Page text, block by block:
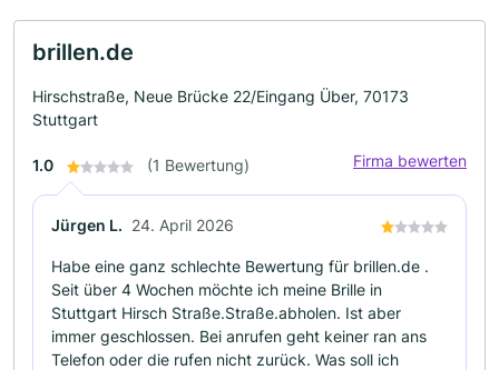
brillen.de
Hirschstraße, Neue Brücke 22/Eingang Über, 70173
Stuttgart
1.0 (1 Bewertung) Firma bewerten
Jürgen L. 24. April 2026
Habe eine ganz schlechte Bewertung für brillen.de .
Seit über 4 Wochen möchte ich meine Brille in
Stuttgart Hirsch Straße.Straße.abholen. Ist aber
immer geschlossen. Bei anrufen geht keiner ran ans
Telefon oder die rufen nicht zurück. Was soll ich